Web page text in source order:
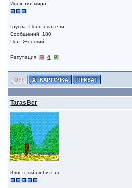
Иллюзия мира
Группа: Пользователи
Сообщений: 180
Пол: Женский
Репутация: 4
TarasBer
Злостный любитель